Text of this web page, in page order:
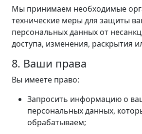
Мы принимаем необходимые
технические меры для защиты
персональных данных от
доступа, изменения, раскрытия
8. Ваши права
Вы имеете право:
Запросить информацию о
персональных данных,
обрабатываем;